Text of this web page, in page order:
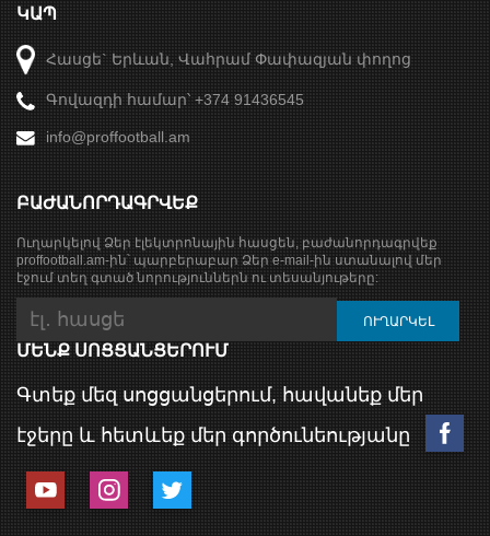
ԿԱՊ
Հասցե` Երևան, Վահրամ Փափազյան փողոց
Գովազդի համար՝ +374 91436545
info@proffootball.am
ԲԱԺԱՆՈՐԴԱԳՐՎԵՔ
Ուղարկելով Ձեր էլեկտրոնային հասցեն, բաժանորդագրվեք
proffootball.am-ին՝ պարբերաբար Ձեր e-mail-ին ստանալով մեր
էջում տեղ գտած նորություններն ու տեսանյութերը:
ՄԵՆՔ ՍՈՑՑԱՆՑԵՐՈՒՄ
Գտեք մեզ սոցցանցերում, հավանեք մեր
էջերը և հետևեք մեր գործունեությանը